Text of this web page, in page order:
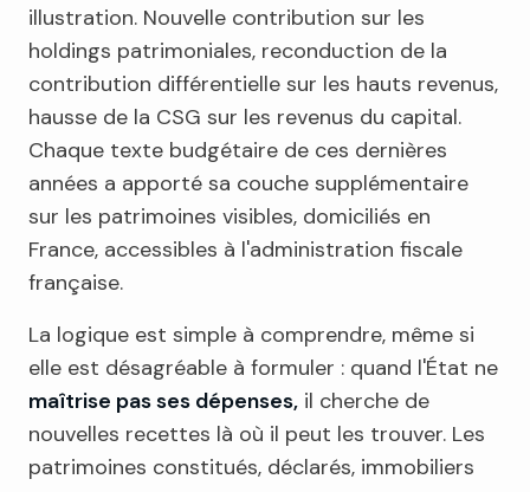
illustration. Nouvelle contribution sur les
holdings patrimoniales, reconduction de la
contribution différentielle sur les hauts revenus,
hausse de la CSG sur les revenus du capital.
Chaque texte budgétaire de ces dernières
années a apporté sa couche supplémentaire
sur les patrimoines visibles, domiciliés en
France, accessibles à l'administration fiscale
française.
La logique est simple à comprendre, même si
elle est désagréable à formuler : quand l'État ne
maîtrise pas ses dépenses, il cherche de
nouvelles recettes là où il peut les trouver. Les
patrimoines constitués, déclarés, immobiliers